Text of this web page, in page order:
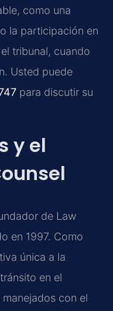
como una
la participación en
tribunal, cuando
Usted puede
para discutir su
y el
de Law
en 1997. Como
única a la
en el
con el